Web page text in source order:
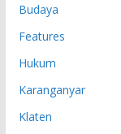
Budaya
Features
Hukum
Karanganyar
Klaten